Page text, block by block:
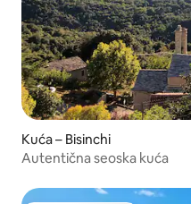
Kuća – Bisinchi
Autentična seoska kuća